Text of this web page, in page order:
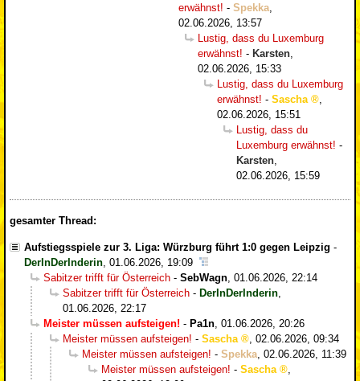
erwähnst! - Spekka,
02.06.2026, 13:57
Lustig, dass du Luxemburg
erwähnst! - Karsten,
02.06.2026, 15:33
Lustig, dass du Luxemburg
erwähnst! - Sascha
,
02.06.2026, 15:51
Lustig, dass du
Luxemburg erwähnst! -
Karsten,
02.06.2026, 15:59
gesamter Thread:
Aufstiegsspiele zur 3. Liga: Würzburg führt 1:0 gegen Leipzig -
DerInDerInderin 01.06.2026, 19:09
Sabitzer trifft für Österreich - SebWagn 01.06.2026, 22:14
Sabitzer trifft für Österreich - DerInDerInderin
01.06.2026, 22:17
Meister müssen aufsteigen! - Pa1n 01.06.2026, 20:26
Meister müssen aufsteigen! - Sascha
02.06.2026, 09:34
Meister müssen aufsteigen! - Spekka 02.06.2026, 11:39
Meister müssen aufsteigen! - Sascha